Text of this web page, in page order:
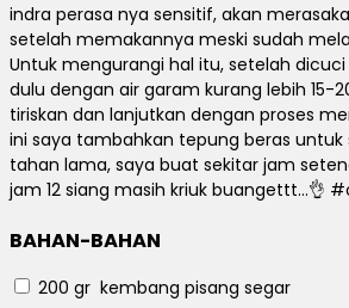
indra perasa nya sensitif, akan
setelah memakannya meski sudah
Untuk mengurangi hal itu, setelah
dulu dengan air garam kurang lebih 15-
tiriskan dan lanjutkan dengan proses
ini saya tambahkan tepung beras untuk
tahan lama, saya buat sekitar jam
jam 12 siang masih kriuk buangettt…👌
BAHAN-BAHAN
200 gr kembang pisang segar